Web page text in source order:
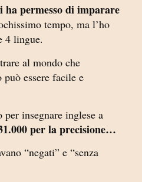
ha permesso di imparare
tempo, ma l’ho
4 lingue.
al mondo che
essere facile e
insegnare inglese a
per la precisione…
“negati” e “senza